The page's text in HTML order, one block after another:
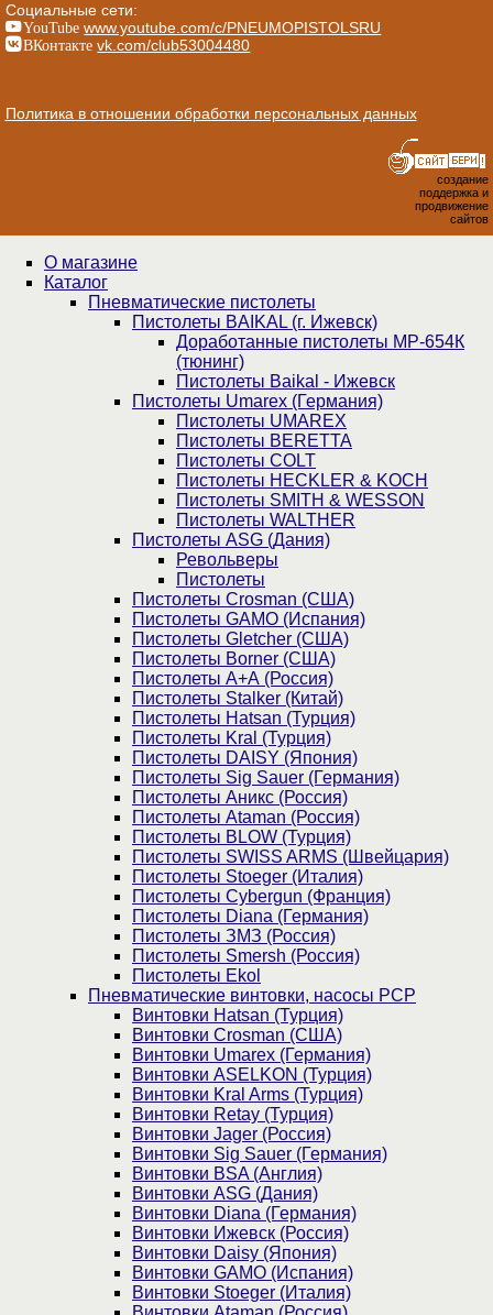
Социальные сети:
YouTube www.youtube.com/c/PNEUMOPISTOLSRU
ВКонтакте vk.com/club53004480
Политика в отношении обработки персональных данных
создание
поддержка и
продвижение
сайтов
О магазине
Каталог
Пнев­ма­ти­чес­кие пистолеты
Пистолеты BAIKAL (г. Ижевск)
Доработанные пистолеты МР-654К
(тюнинг)
Пистолеты Baikal - Ижевск
Пистолеты Umarex (Германия)
Пистолеты UMAREX
Пистолеты BERETTA
Пистолеты COLT
Пистолеты HECKLER & KOCH
Пистолеты SMITH & WESSON
Пистолеты WALTHER
Пистолеты ASG (Дания)
Револьверы
Пистолеты
Пистолеты Crosman (США)
Пистолеты GAMO (Испания)
Пистолеты Gletcher (США)
Пистолеты Borner (США)
Пистолеты А+А (Россия)
Пистолеты Stalker (Китай)
Пистолеты Hatsan (Турция)
Пистолеты Kral (Турция)
Пистолеты DAISY (Япония)
Пистолеты Sig Sauer (Германия)
Пистолеты Аникс (Россия)
Пистолеты Ataman (Россия)
Пистолеты BLOW (Турция)
Пистолеты SWISS ARMS (Швейцария)
Пистолеты Stoeger (Италия)
Пистолеты Cybergun (Франция)
Пистолеты Diana (Германия)
Пистолеты ЗМЗ (Россия)
Пистолеты Smersh (Россия)
Пистолеты Ekol
Пневматические винтовки, насосы PCP
Винтовки Hatsan (Турция)
Винтовки Crosman (США)
Винтовки Umarex (Германия)
Винтовки ASELKON (Турция)
Винтовки Kral Arms (Турция)
Винтовки Retay (Турция)
Винтовки Jager (Россия)
Винтовки Sig Sauer (Германия)
Винтовки BSA (Англия)
Винтовки ASG (Дания)
Винтовки Diana (Германия)
Винтовки Ижевск (Россия)
Винтовки Daisy (Япония)
Винтовки GAMO (Испания)
Винтовки Stoeger (Италия)